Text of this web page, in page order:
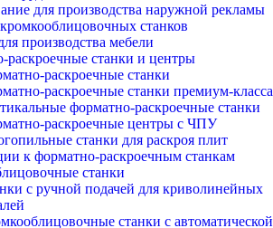
для производства наружной рекламы
станков
производства мебели
раскроечные станки и центры
раскроечные станки
раскроечные станки премиум-класса
форматно-раскроечные станки
раскроечные центры с ЧПУ
станки для раскроя плит
к форматно-раскроечным станкам
станки
с ручной подачей для криволинейных
станки с автоматической